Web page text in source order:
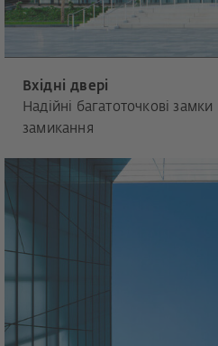
Вхідні двері
Надійні багатоточкові
замикання